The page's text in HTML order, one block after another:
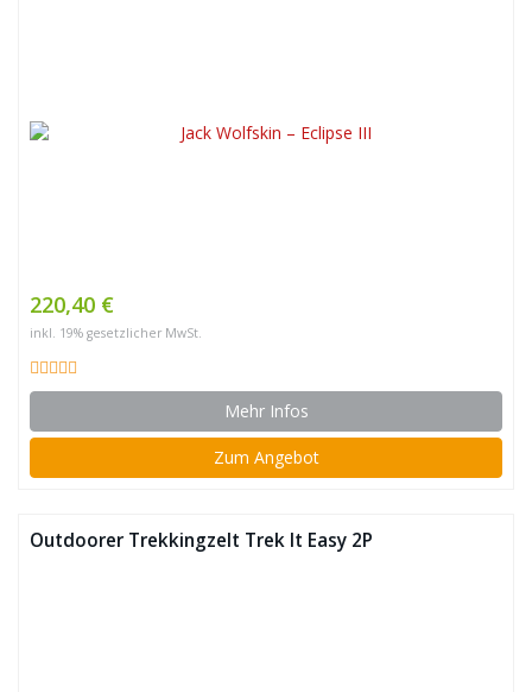
220,40 €
inkl. 19% gesetzlicher MwSt.
Mehr Infos
Zum Angebot
Outdoorer Trekkingzelt Trek It Easy 2P